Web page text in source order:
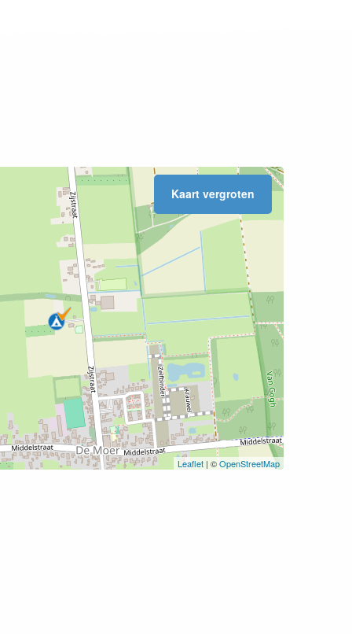
Kaart vergroten
Leaflet | ©OpenStreetMap